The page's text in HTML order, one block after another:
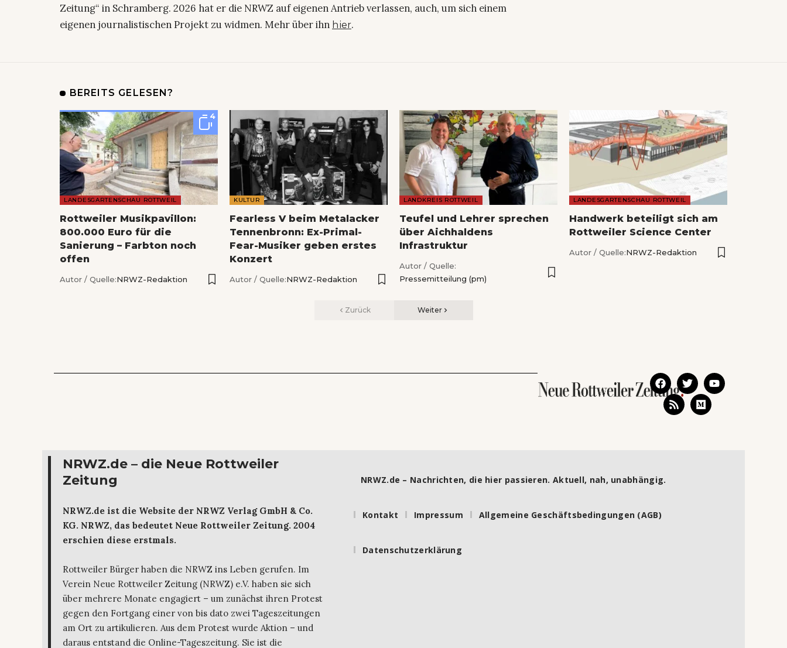
Zeitung“ in Schramberg. 2026 hat er die NRWZ auf eigenen Antrieb verlassen, auch, um sich einem
eigenen journalistischen Projekt zu widmen. Mehr über ihn hier.
BEREITS GELESEN?
4
LANDESGARTENSCHAU ROTTWEIL
Rottweiler Musikpavillon:
800.000 Euro für die
Sanierung – Farbton noch
offen
Autor / Quelle:NRWZ-Redaktion
KULTUR
Fearless V beim Metalacker
Tennenbronn: Ex-Primal-
Fear-Musiker geben erstes
Konzert
Autor / Quelle:NRWZ-Redaktion
LANDKREIS ROTTWEIL
Teufel und Lehrer sprechen
über Aichhaldens
Infrastruktur
Autor / Quelle:
Pressemitteilung (pm)
LANDESGARTENSCHAU ROTTWEIL
Handwerk beteiligt sich am
Rottweiler Science Center
Autor / Quelle:NRWZ-Redaktion
Zurück Weiter
NRWZ.de – die Neue Rottweiler
Zeitung
NRWZ.de ist die Website der NRWZ Verlag GmbH & Co.
KG. NRWZ, das bedeutet Neue Rottweiler Zeitung. 2004
erschien diese erstmals.
Rottweiler Bürger haben die NRWZ ins Leben gerufen. Im
Verein Neue Rottweiler Zeitung (NRWZ) e.V. haben sie sich
über mehrere Monate engagiert – um zunächst ihren Protest
gegen den Fortgang einer von bis dato zwei Tageszeitungen
am Ort zu artikulieren. Aus dem Protest wurde Aktion – und
daraus entstand die Online-Tageszeitung. Sie ist die
NRWZ.de – Nachrichten, die hier passieren. Aktuell, nah, unabhängig.
Kontakt Impressum Allgemeine Geschäftsbedingungen (AGB)
Datenschutzerklärung